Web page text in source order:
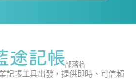
部落格
記帳工具出發，提供即時、可信賴